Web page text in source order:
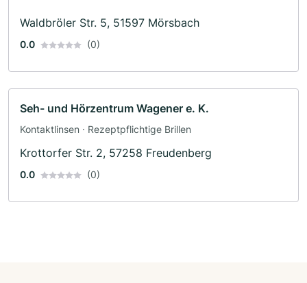
Waldbröler Str. 5, 51597 Mörsbach
0.0 (0)
Seh- und Hörzentrum Wagener e. K.
Kontaktlinsen · Rezeptpflichtige Brillen
Krottorfer Str. 2, 57258 Freudenberg
0.0 (0)